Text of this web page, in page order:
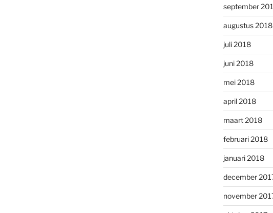
september
augustus 2018
juli 2018
juni 2018
mei 2018
april 2018
maart 2018
februari 2018
januari 2018
december
november